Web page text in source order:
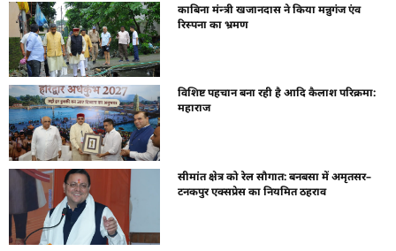
काबिना मंन्त्री खजानदास ने किया मन्नुगंज एंव
रिस्पना का भ्रमण
विशिष्ट पहचान बना रही है आदि कैलाश परिक्रमा:
महाराज
सीमांत क्षेत्र को रेल सौगात: बनबसा में अमृतसर–
टनकपुर एक्सप्रेस का नियमित ठहराव